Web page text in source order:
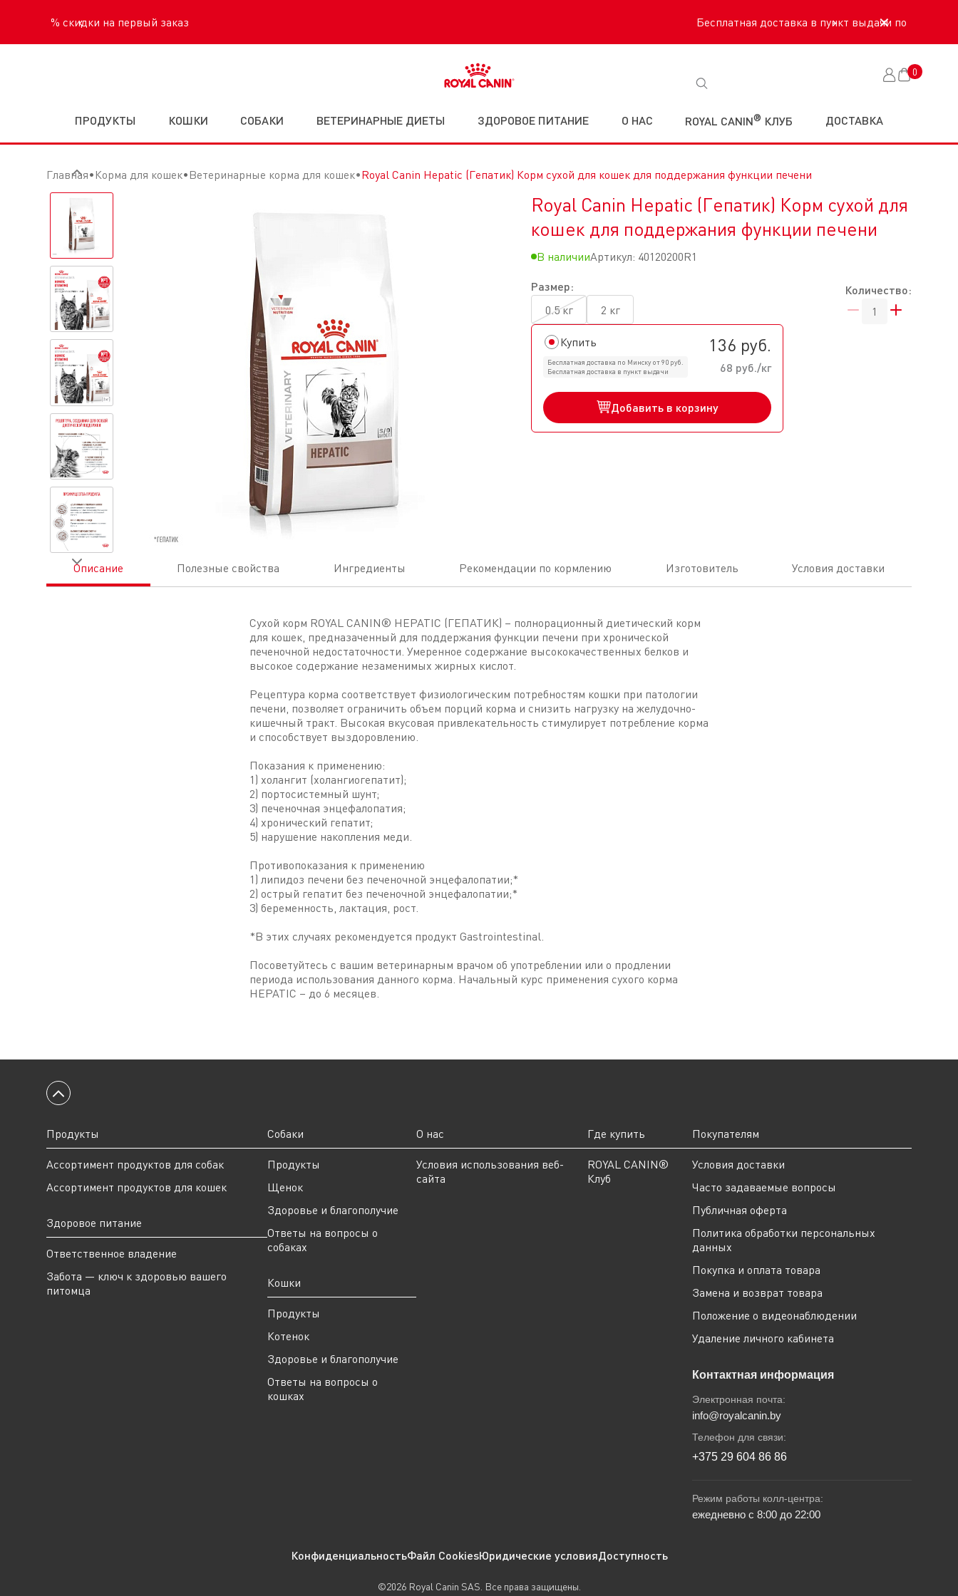
‹ › ✕
Корзина
0
ПРОДУКТЫ КОШКИ СОБАКИ ВЕТЕРИНАРНЫЕ ДИЕТЫ ЗДОРОВОЕ ПИТАНИЕ О НАС ROYAL CANIN® КЛУБ ДОСТАВКА
Главная Корма для кошек Ветеринарные корма для кошек Royal Canin Hepatic (Гепатик) Корм сухой для кошек для поддержания функции печени
Royal Canin Hepatic (Гепатик) Корм сухой для
кошек для поддержания функции печени
В наличииАртикул: 40120200R1
Размер:
0.5 кг 2 кг
Количество:
Купить
Бесплатная доставка по Минску от 90 руб.
Бесплатная доставка в пункт выдачи
136 руб.
68 руб./кг
Добавить в корзину
Описание Полезные свойства Ингредиенты Рекомендации по кормлению Изготовитель Условия доставки
Сухой корм ROYAL CANIN® HEPATIC (ГЕПАТИК) – полнорационный диетический корм
для кошек, предназаченный для поддержания функции печени при хронической
печеночной недостаточности. Умеренное содержание высококачественных белков и
высокое содержание незаменимых жирных кислот.
Рецептура корма соответствует физиологическим потребностям кошки при патологии
печени, позволяет ограничить объем порций корма и снизить нагрузку на желудочно-
кишечный тракт. Высокая вкусовая привлекательность стимулирует потребление корма
и способствует выздоровлению.
Показания к применению:
1) холангит (холангиогепатит);
2) портосистемный шунт;
3) печеночная энцефалопатия;
4) хронический гепатит;
5) нарушение накопления меди.
Противопоказания к применению
1) липидоз печени без печеночной энцефалопатии;*
2) острый гепатит без печеночной энцефалопатии;*
3) беременность, лактация, рост.
*В этих случаях рекомендуется продукт Gastrointestinal.
Посоветуйтесь с вашим ветеринарным врачом об употреблении или о продлении
периода использования данного корма. Начальный курс применения сухого корма
HEPATIC – до 6 месяцев.
Вернуться к началу
Продукты
Ассортимент продуктов для собак
Ассортимент продуктов для кошек
Здоровое питание
Ответственное владение
Забота — ключ к здоровью вашего
питомца
Собаки
Продукты
Щенок
Здоровье и благополучие
Ответы на вопросы о
собаках
Кошки
Продукты
Котенок
Здоровье и благополучие
Ответы на вопросы о
кошках
О нас
Условия использования веб-
сайта
Где купить
ROYAL CANIN®
Клуб
Покупателям
Условия доставки
Часто задаваемые вопросы
Публичная оферта
Политика обработки персональных
данных
Покупка и оплата товара
Замена и возврат товара
Положение о видеонаблюдении
Удаление личного кабинета
Контактная информация
Электронная почта:
info@royalcanin.by
Телефон для связи:
+375 29 604 86 86
Режим работы колл-центра:
ежедневно с 8:00 до 22:00
КонфиденциальностьФайл CookiesЮридические условияДоступность
©2026 Royal Canin SAS. Все права защищены.